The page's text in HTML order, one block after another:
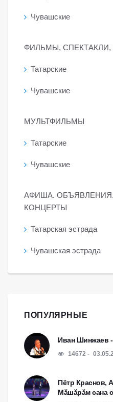
Чувашские
ФИЛЬМЫ,
Татарские
Чувашские
МУЛЬТФИЛЬМЫ
Татарские
Чувашские
АФИША.
КОНЦЕРТЫ
Татарская эстрада
Чувашская эстрада
ПОПУЛЯРНЫЕ
Иван Шинжаев -
14672
Пётр Краснов,
Мăшăрăм сана